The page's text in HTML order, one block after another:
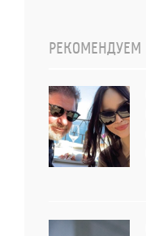
РЕКОМЕНДУЕМ